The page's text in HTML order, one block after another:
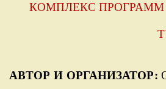
КОМПЛЕКС
АВТОР И ОРГАНИЗАТОР: